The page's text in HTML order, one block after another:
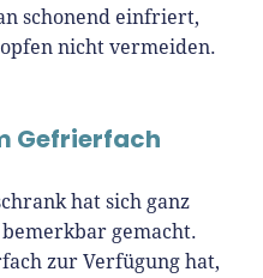
schonend einfriert,
nicht vermeiden.
Gefrierfach
hat sich ganz
gemacht.
zur Verfügung hat,